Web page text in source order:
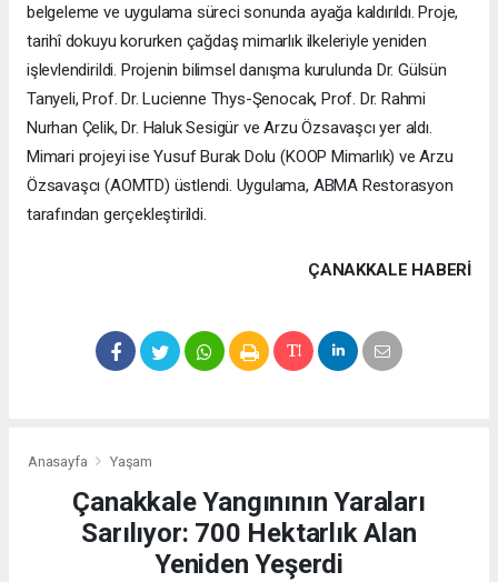
belgeleme ve uygulama süreci sonunda ayağa kaldırıldı. Proje,
tarihî dokuyu korurken çağdaş mimarlık ilkeleriyle yeniden
işlevlendirildi. Projenin bilimsel danışma kurulunda Dr. Gülsün
Tanyeli, Prof. Dr. Lucienne Thys-Şenocak, Prof. Dr. Rahmi
Nurhan Çelik, Dr. Haluk Sesigür ve Arzu Özsavaşcı yer aldı.
Mimari projeyi ise Yusuf Burak Dolu (KOOP Mimarlık) ve Arzu
Özsavaşcı (AOMTD) üstlendi. Uygulama, ABMA Restorasyon
tarafından gerçekleştirildi.
ÇANAKKALE HABERİ
Anasayfa Yaşam
Çanakkale Yangınının Yaraları
Sarılıyor: 700 Hektarlık Alan
Yeniden Yeşerdi